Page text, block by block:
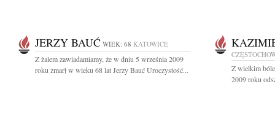
JERZY BAUĆ WIEK: 68 KATOWICE
Z żalem zawiadamiamy, że w dniu 5 września 2009
roku zmarł w wieku 68 lat Jerzy Bauć Uroczystość...
Z wielkim
2009 roku